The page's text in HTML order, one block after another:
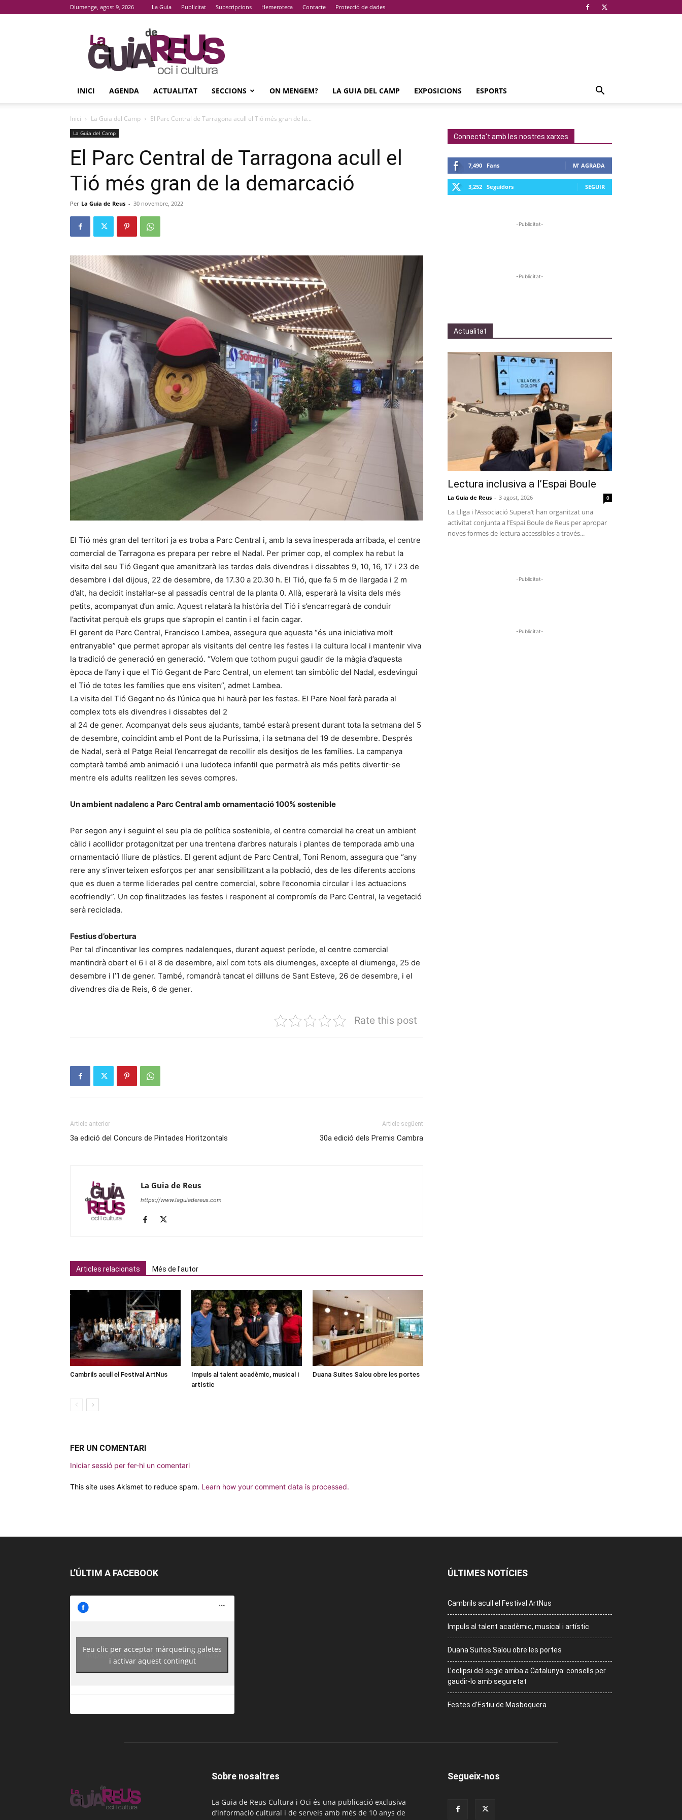
Diumenge, agost 9, 2026 La Guia Publicitat Subscripcions Hemeroteca Contacte Protecció de dades
La
Guia
De
Reus
INICI AGENDA ACTUALITAT SECCIONS ON MENGEM? LA GUIA DEL CAMP EXPOSICIONS ESPORTS
Inici La Guia del Camp El Parc Central de Tarragona acull el Tió més gran de la...
La Guia del Camp
El Parc Central de Tarragona acull el
Tió més gran de la demarcació
Per La Guia de Reus - 30 novembre, 2022
El Tió més gran del territori ja es troba a Parc Central i, amb la seva inesperada arribada, el centre
comercial de Tarragona es prepara per rebre el Nadal. Per primer cop, el complex ha rebut la
visita del seu Tió Gegant que amenitzarà les tardes dels divendres i dissabtes 9, 10, 16, 17 i 23 de
desembre i del dijous, 22 de desembre, de 17.30 a 20.30 h. El Tió, que fa 5 m de llargada i 2 m
d’alt, ha decidit instal·lar-se al passadís central de la planta 0. Allà, esperarà la visita dels més
petits, acompanyat d’un amic. Aquest relatarà la història del Tió i s’encarregarà de conduir
l’activitat perquè els grups que s’apropin el cantin i el facin cagar.
El gerent de Parc Central, Francisco Lambea, assegura que aquesta “és una iniciativa molt
entranyable” que permet apropar als visitants del centre les festes i la cultura local i mantenir viva
la tradició de generació en generació. “Volem que tothom pugui gaudir de la màgia d’aquesta
època de l’any i que el Tió Gegant de Parc Central, un element tan simbòlic del Nadal, esdevingui
el Tió de totes les famílies que ens visiten”, admet Lambea.
La visita del Tió Gegant no és l’única que hi haurà per les festes. El Pare Noel farà parada al
complex tots els divendres i dissabtes del 2
al 24 de gener. Acompanyat dels seus ajudants, també estarà present durant tota la setmana del 5
de desembre, coincidint amb el Pont de la Puríssima, i la setmana del 19 de desembre. Després
de Nadal, serà el Patge Reial l’encarregat de recollir els desitjos de les famílies. La campanya
comptarà també amb animació i una ludoteca infantil que permetrà als més petits divertir-se
mentre els adults realitzen les seves compres.
Un ambient nadalenc a Parc Central amb ornamentació 100% sostenible
Per segon any i seguint el seu pla de política sostenible, el centre comercial ha creat un ambient
càlid i acollidor protagonitzat per una trentena d’arbres naturals i plantes de temporada amb una
ornamentació lliure de plàstics. El gerent adjunt de Parc Central, Toni Renom, assegura que “any
rere any s’inverteixen esforços per anar sensibilitzant a la població, des de les diferents accions
que es duen a terme liderades pel centre comercial, sobre l’economia circular i les actuacions
ecofriendly”. Un cop finalitzades les festes i responent al compromís de Parc Central, la vegetació
serà reciclada.
Festius d’obertura
Per tal d’incentivar les compres nadalenques, durant aquest període, el centre comercial
mantindrà obert el 6 i el 8 de desembre, així com tots els diumenges, excepte el diumenge, 25 de
desembre i l’1 de gener. També, romandrà tancat el dilluns de Sant Esteve, 26 de desembre, i el
divendres dia de Reis, 6 de gener.
Rate this post
Article anterior
3a edició del Concurs de Pintades Horitzontals
Article següent
30a edició dels Premis Cambra
La Guia de Reus
https://www.laguiadereus.com
Articles relacionats Més de l'autor
Cambrils acull el Festival ArtNus
Impuls al talent acadèmic, musical i
artístic
Duana Suites Salou obre les portes
FER UN COMENTARI
Iniciar sessió per fer-hi un comentari
This site uses Akismet to reduce spam. Learn how your comment data is processed.
Connecta't amb les nostres xarxes
7,490 Fans M' AGRADA
3,252 Seguidors SEGUIR
-Publicitat-
-Publicitat-
Actualitat
Lectura inclusiva a l’Espai Boule
La Guia de Reus - 3 agost, 2026 0
La Lliga i l’Associació Supera’t han organitzat una
activitat conjunta a l’Espai Boule de Reus per apropar
noves formes de lectura accessibles a través...
-Publicitat-
-Publicitat-
L’ÚLTIM A FACEBOOK
https://www.facebook.com/guiadereus/
Feu clic per acceptar màrqueting galetes
i activar aquest contingut
ÚLTIMES NOTÍCIES
Cambrils acull el Festival ArtNus
Impuls al talent acadèmic, musical i artístic
Duana Suites Salou obre les portes
L’eclipsi del segle arriba a Catalunya: consells per
gaudir-lo amb seguretat
Festes d’Estiu de Masboquera
Sobre nosaltres
La Guia de Reus Cultura i Oci és una publicació exclusiva
d’informació cultural i de serveis amb més de 10 anys de
Segueix-nos